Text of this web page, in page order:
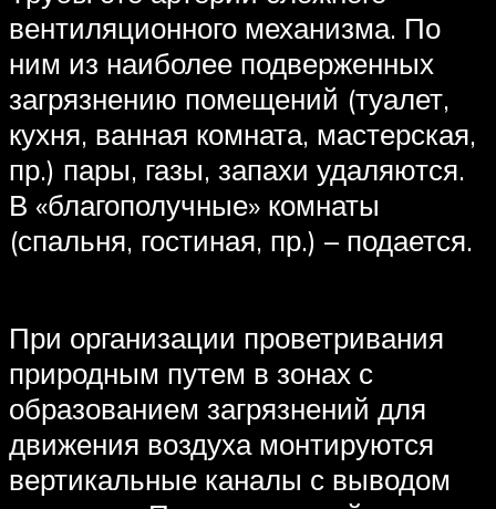
вентиляционного механизма. По
ним из наиболее подверженных
загрязнению помещений (туалет,
кухня, ванная комната, мастерская,
пр.) пары, газы, запахи удаляются.
В «благополучные» комнаты
(спальня, гостиная, пр.) – подается.
При организации проветривания
природным путем в зонах с
образованием загрязнений для
движения воздуха монтируются
вертикальные каналы с выводом